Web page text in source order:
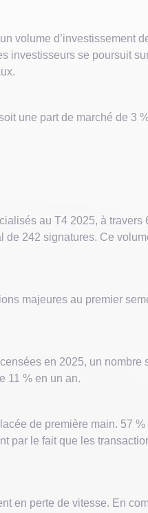
volume d’investissement
investisseurs se poursuit
une part de marché de 3
au T4 2025, à
242 signatures. Ce
majeures au premier
en 2025, un
11 % en un an.
de première main. 57
par le fait que les
en perte de vitesse. En